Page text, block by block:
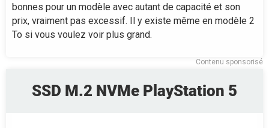
bonnes pour un modèle avec autant de capacité et son
prix, vraiment pas excessif. Il y existe même en modèle 2
To si vous voulez voir plus grand.
Contenu sponsorisé
SSD M.2 NVMe PlayStation 5